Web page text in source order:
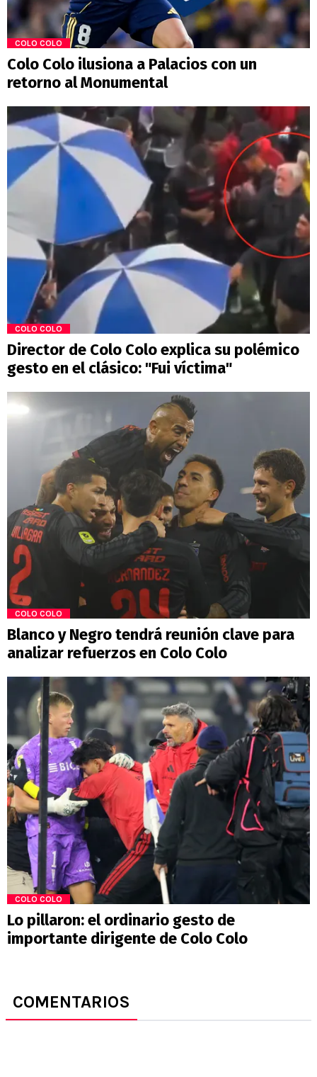
COLO COLO
Colo Colo ilusiona a Palacios con un
retorno al Monumental
COLO COLO
Director de Colo Colo explica su polémico
gesto en el clásico: "Fui víctima"
COLO COLO
Blanco y Negro tendrá reunión clave para
analizar refuerzos en Colo Colo
COLO COLO
Lo pillaron: el ordinario gesto de
importante dirigente de Colo Colo
COMENTARIOS